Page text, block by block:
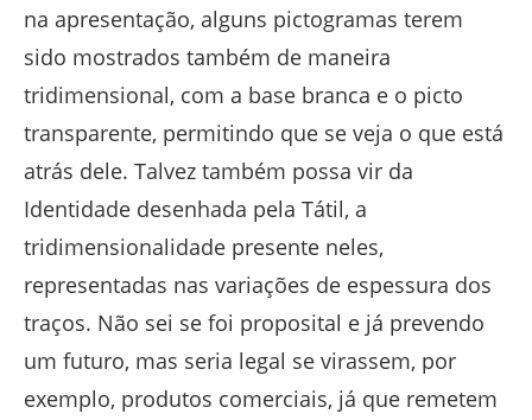
na apresentação, alguns pictogramas terem
sido mostrados também de maneira
tridimensional, com a base branca e o picto
transparente, permitindo que se veja o que está
atrás dele. Talvez também possa vir da
Identidade desenhada pela Tátil, a
tridimensionalidade presente neles,
representadas nas variações de espessura dos
traços. Não sei se foi proposital e já prevendo
um futuro, mas seria legal se virassem, por
exemplo, produtos comerciais, já que remetem